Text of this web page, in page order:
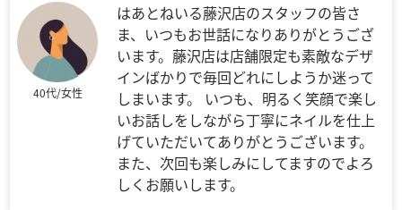
40代/女性
はあとねいる藤沢店のスタッフの皆さ
ま、いつもお世話になりありがとうござ
います。藤沢店は店舗限定も素敵なデザ
インばかりで毎回どれにしようか迷って
しまいます。 いつも、明るく笑顔で楽し
いお話しをしながら丁寧にネイルを仕上
げていただいてありがとうございます。
また、次回も楽しみにしてますのでよろ
しくお願いします。